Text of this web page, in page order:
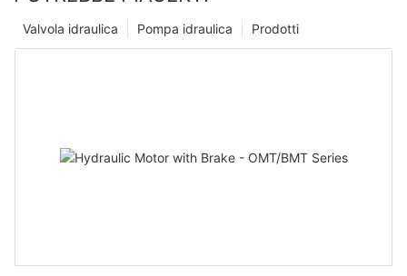
Prodotti
Pompa idraulica
Valvola idraulica